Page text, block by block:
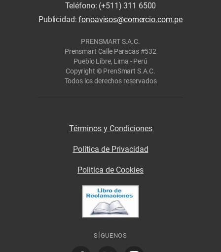
Teléfono: (+511) 311 6500
Publicidad:fonoavisos@comercio.com.pe
PRENSMART S.A.C.
Prensmart Calle Paracas #532
Pueblo Libre, Lima - Perú
Copyright © PrenSmart S.A.C.
Todos los derechos reservados
Términos y Condiciones
Política de Privacidad
Politica de Cookies
SÍGUENOS